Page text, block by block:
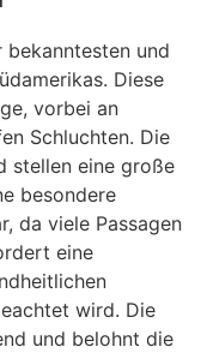
bekanntesten und
Diese
vorbei an
Schluchten. Die
stellen eine große
besondere
da viele Passagen
eine
wird. Die
und belohnt die